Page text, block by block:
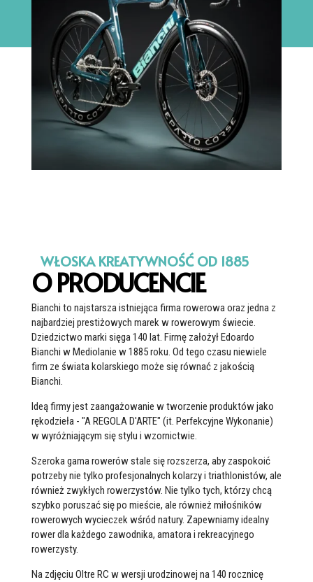
WŁOSKA KREATYWNOŚĆ OD 1885
O PRODUCENCIE
Bianchi to najstarsza istniejąca firma rowerowa oraz jedna z
najbardziej prestiżowych marek w rowerowym świecie.
Dziedzictwo marki sięga 140 lat. Firmę założył Edoardo
Bianchi w Mediolanie w 1885 roku. Od tego czasu niewiele
firm ze świata kolarskiego może się równać z jakością
Bianchi.
Ideą firmy jest zaangażowanie w tworzenie produktów jako
rękodzieła - "A REGOLA D'ARTE" (it. Perfekcyjne Wykonanie)
w wyróżniającym się stylu i wzornictwie.
Szeroka gama rowerów stale się rozszerza, aby zaspokoić
potrzeby nie tylko profesjonalnych kolarzy i triathlonistów, ale
również zwykłych rowerzystów. Nie tylko tych, którzy chcą
szybko poruszać się po mieście, ale również miłośników
rowerowych wycieczek wśród natury. Zapewniamy idealny
rower dla każdego zawodnika, amatora i rekreacyjnego
rowerzysty.
Na zdjęciu Oltre RC w wersji urodzinowej na 140 rocznicę